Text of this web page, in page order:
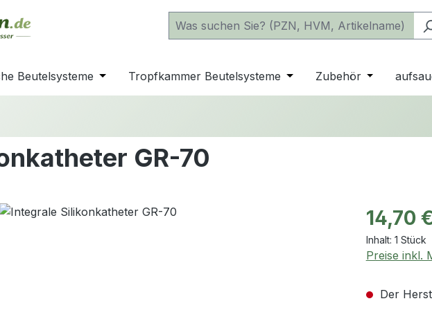
das Dropdown der Kategorie Katheter
Beutelsysteme Öffne oder Schließe das Dropdown der Kategorie einfache
Tropfkammer Beutelsysteme Öffne oder Schließe das
Zubehör Öffne oder
GR-70
Regulärer
14,70 €
Inhalt: 1 Stück
Preise inkl.
Der